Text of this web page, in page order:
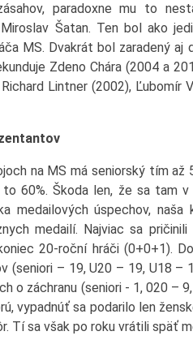
paradoxne mu to
Šatan. Ten bol ako
MS. Dvakrát bol zaradený aj
Zdeno Chára (2004 a
Lintner (2002), Ľubomír
na MS má seniorský tím až
60%. Škoda len, že sa tam
medailových úspechov, naša
medailí. Najviac sa pričinili
20-roční hráči (0+0+1).
(seniori – 19, U20 – 19, U18 –
o záchranu (seniori - 1, 020 –
vypadnúť sa podarilo len
Tí sa však po roku vrátili späť